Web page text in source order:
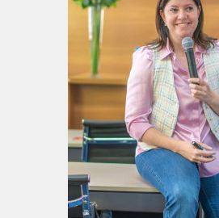
Coordenadora do Bacharelado em
Doutora em Psicologia pela Universidade
Catarina (UFSC); Pós-Doutoranda em
(UFSC); Mestre em Psicologia pela
Paraná (UFPR); Especialista em Psicologia
em Ontopsicologia pela Saint-Petersburg
(Universidade Estatal de São Petersburgo,
em Gestão do Conhecimento e o
na AMF; Especialista em Psicologia Positiva,
Estar e Autorrealização pela Pontifícia
do Rio Grande do Sul (PUCRS);
Transformadora: Pedagogia,
(PUCRS); Graduação em Musicoterapia
Artes do Paraná (FAP-PR); Gestora do
Administrativo-Financeiro da AMF;
Bacharelado em Ontopsicologia e Sistemas
nos Cursos de Pós-Graduação Lato Sensu
Empresarial e Especialização em
Atua em projetos de pesquisa cientifica
Ontopsicologia, Pedagogia
Interdisciplinares e é integrante do Núcleo
Pesquisa (NIP) da AMF e do Comitê de
com Seres Humanos (CEPSH)
Currículo Lattes